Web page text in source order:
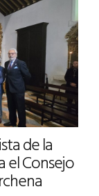
de la
el Consejo